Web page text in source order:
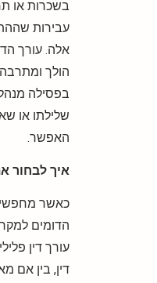
בשכרות או
עבירות
אלה. עורך
הולך
בפסילה
שלילתו או
האפשר.
איך לבחור
כאשר
הדומים
עורך דין
דין, בין אם